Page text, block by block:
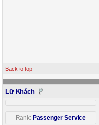
Back to top
Lữ Khách
Rank: Passenger Service